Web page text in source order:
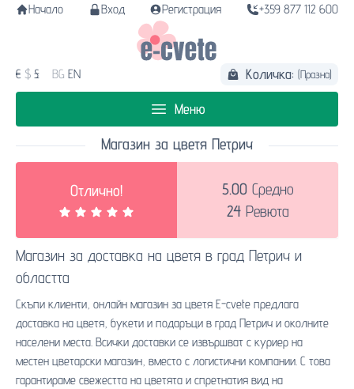
Начало Вход Регистрация +359 877 112 600
€ $ £ BG EN Количка: (Празна)
Меню
Магазин за цветя Петрич
Отлично! 5.00Средно
24Ревюта
Магазин за доставка на цветя в град Петрич и
областта
Скъпи клиенти, онлайн магазин за цветя E-cvete предлага
доставка на цветя, букети и подаръци в град Петрич и околните
населени места. Всички доставки се извършват с куриер на
местен цветарски магазин, вместо с логистични компании. С това
гарантираме свежестта на цветята и спретнатия вид на